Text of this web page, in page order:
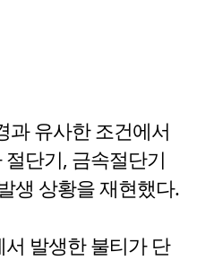
과 유사한 조건에서
단기, 금속절단기
생 상황을 재현했다.
발생한 불티가 단